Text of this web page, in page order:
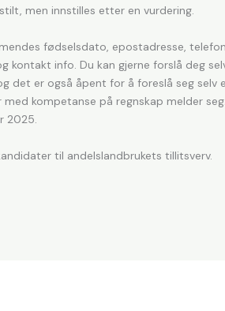
men innstilles etter en vurdering.
fødselsdato, epostadresse,
kontakt info. Du kan gjerne forslå deg
det er også åpent for å foreslå seg selv
kompetanse på regnskap melder seg.
2025.
til andelslandbrukets tillitsverv.